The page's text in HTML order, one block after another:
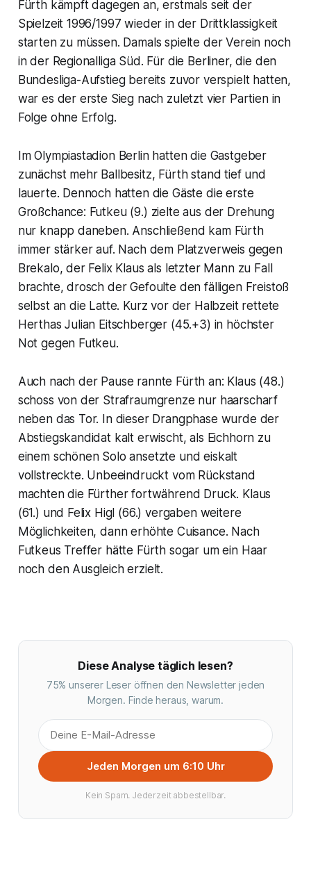
Fürth kämpft dagegen an, erstmals seit der
Spielzeit 1996/1997 wieder in der Drittklassigkeit
starten zu müssen. Damals spielte der Verein noch
in der Regionalliga Süd. Für die Berliner, die den
Bundesliga-Aufstieg bereits zuvor verspielt hatten,
war es der erste Sieg nach zuletzt vier Partien in
Folge ohne Erfolg.
Im Olympiastadion Berlin hatten die Gastgeber
zunächst mehr Ballbesitz, Fürth stand tief und
lauerte. Dennoch hatten die Gäste die erste
Großchance: Futkeu (9.) zielte aus der Drehung
nur knapp daneben. Anschließend kam Fürth
immer stärker auf. Nach dem Platzverweis gegen
Brekalo, der Felix Klaus als letzter Mann zu Fall
brachte, drosch der Gefoulte den fälligen Freistoß
selbst an die Latte. Kurz vor der Halbzeit rettete
Herthas Julian Eitschberger (45.+3) in höchster
Not gegen Futkeu.
Auch nach der Pause rannte Fürth an: Klaus (48.)
schoss von der Strafraumgrenze nur haarscharf
neben das Tor. In dieser Drangphase wurde der
Abstiegskandidat kalt erwischt, als Eichhorn zu
einem schönen Solo ansetzte und eiskalt
vollstreckte. Unbeeindruckt vom Rückstand
machten die Fürther fortwährend Druck. Klaus
(61.) und Felix Higl (66.) vergaben weitere
Möglichkeiten, dann erhöhte Cuisance. Nach
Futkeus Treffer hätte Fürth sogar um ein Haar
noch den Ausgleich erzielt.
Diese Analyse täglich lesen?
75% unserer Leser öffnen den Newsletter jeden
Morgen. Finde heraus, warum.
Jeden Morgen um 6:10 Uhr
Kein Spam. Jederzeit abbestellbar.